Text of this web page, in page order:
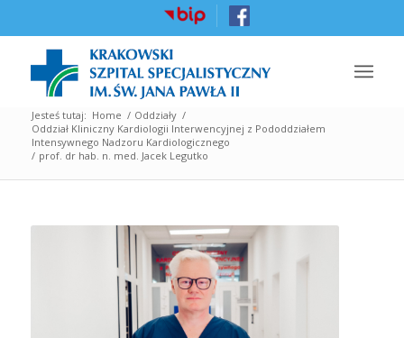
Jesteś tutaj: Home / Oddziały /
Oddział Kliniczny Kardiologii Interwencyjnej z Pododdziałem
Intensywnego Nadzoru Kardiologicznego
/ prof. dr hab. n. med. Jacek Legutko